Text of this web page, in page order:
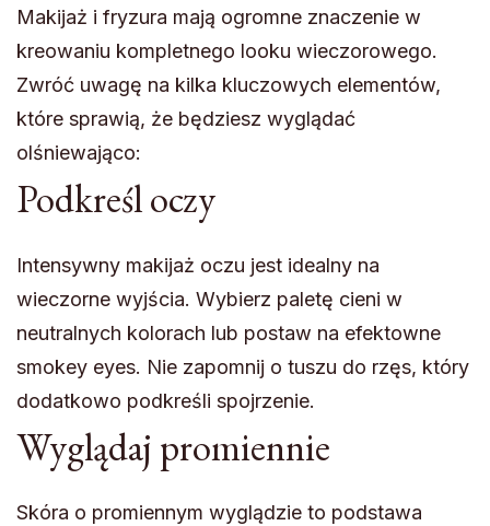
Makijaż i fryzura mają ogromne znaczenie w
kreowaniu kompletnego looku wieczorowego.
Zwróć uwagę na kilka kluczowych elementów,
które sprawią, że będziesz wyglądać
olśniewająco:
Podkreśl oczy
Intensywny makijaż oczu jest idealny na
wieczorne wyjścia. Wybierz paletę cieni w
neutralnych kolorach lub postaw na efektowne
smokey eyes. Nie zapomnij o tuszu do rzęs, który
dodatkowo podkreśli spojrzenie.
Wyglądaj promiennie
Skóra o promiennym wyglądzie to podstawa